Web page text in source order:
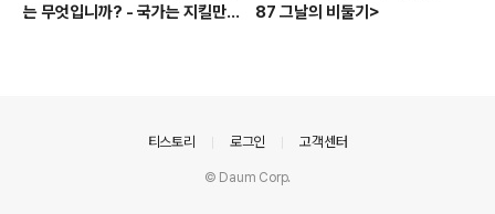
는 무엇입니까? - 국가는 지킬만
87 그날의 비둘기>
티스토리 로그인 고객센터
© Daum Corp.